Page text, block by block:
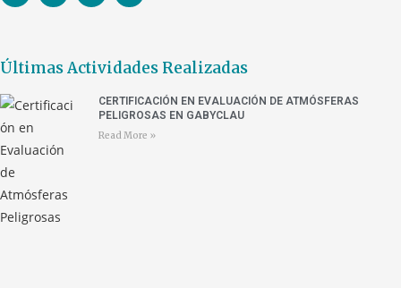
Últimas Actividades Realizadas
CERTIFICACIÓN EN EVALUACIÓN DE ATMÓSFERAS
PELIGROSAS EN GABYCLAU
Read More »